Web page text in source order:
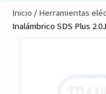
Inicio / Herramientas
Inalámbrico SDS Plus